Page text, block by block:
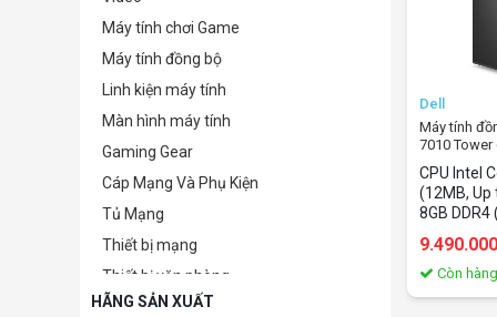
Máy tính chơi Game
Máy tính đồng bộ
Linh kiện máy tính
Màn hình máy tính
Gaming Gear
Cáp Mạng Và Phụ Kiện
Tủ Mạng
Thiết bị mạng
Thiết bị văn phòng
Camera giám sát & Phụ kiện
HÃNG SẢN XUẤT
Dell
Máy tính
7010 Tower
CPU Intel
(12MB, Up
8GB DDR4
UHD
(Đen)Còn hàng